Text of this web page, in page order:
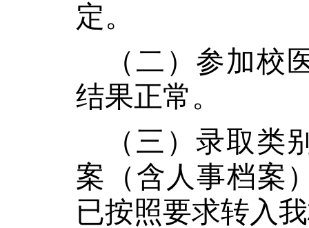
定。
（二）参加校
结果正常。
（三）录取类
案（含人事档案
已按照要求转入